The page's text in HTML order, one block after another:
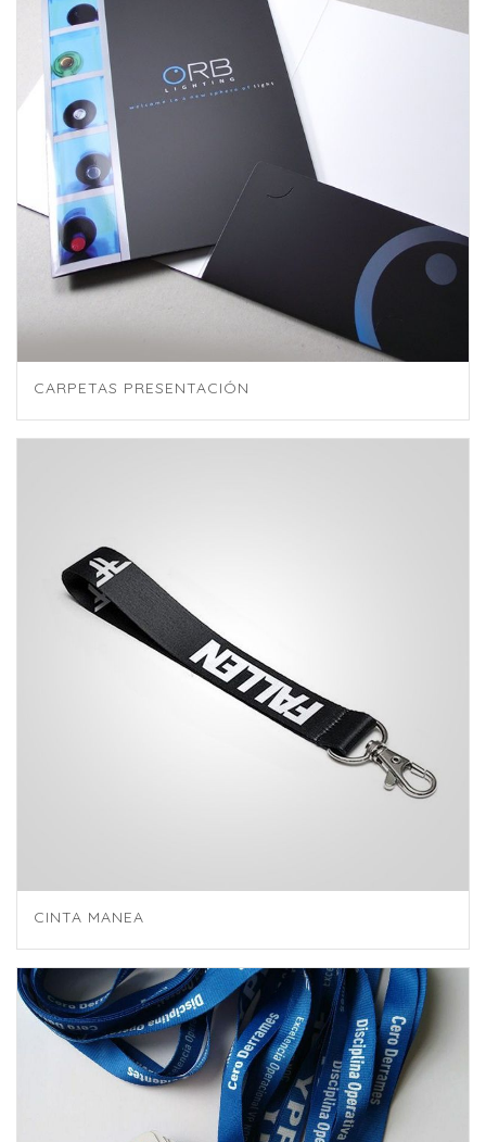
CARPETAS PRESENTACIÓN
CINTA MANEA